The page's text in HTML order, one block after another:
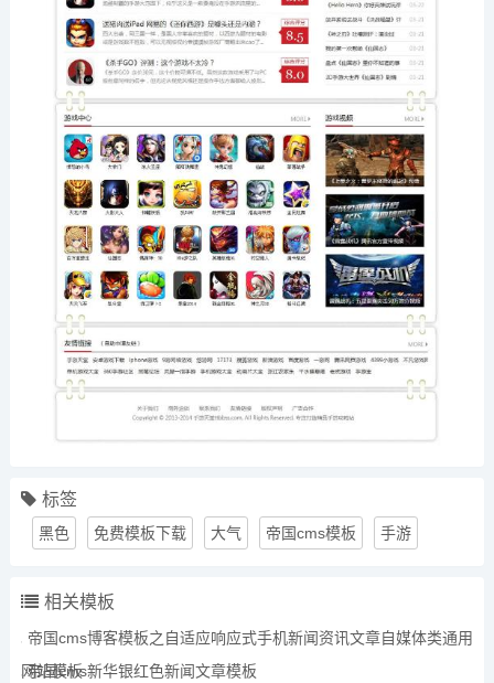
标签
黑色 免费模板下载 大气 帝国cms模板 手游
相关模板
帝国cms博客模板之自适应响应式手机新闻资讯文章自媒体类通用
网站模板
帝国cms新华银红色新闻文章模板